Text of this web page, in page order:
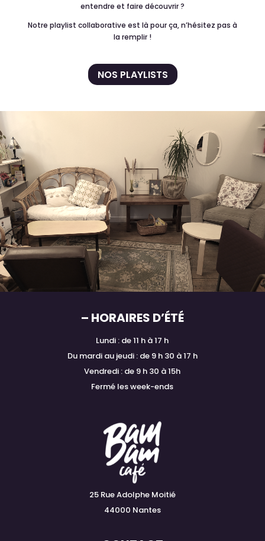
entendre et faire découvrir ?
Notre playlist collaborative est là pour ça, n’hésitez pas à
la remplir !
NOS PLAYLISTS
– HORAIRES D’ÉTÉ
Lundi : de 11 h à 17 h
Du mardi au jeudi : de 9 h 30 à 17 h
Vendredi : de 9 h 30 à 15h
Fermé les week-ends
25 Rue Adolphe Moitié
44000 Nantes